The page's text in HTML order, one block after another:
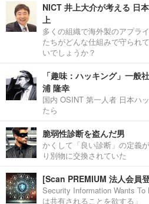
NICT 井上大介が考える 日
上
多くの組織で海外製のアプラ
たちがどんな仕組みで守られ
いでしょうか？
「趣味：ハッキング」一般
浦 隆幸
国内 OSINT 第一人者 日本ハ
たら
脆弱性診断を盗んだ男
かくして「良い診断」の定義
り別物に交換されていた
[Scan PREMIUM 法人会員
Security Information Wants
は共有されることを欲する」